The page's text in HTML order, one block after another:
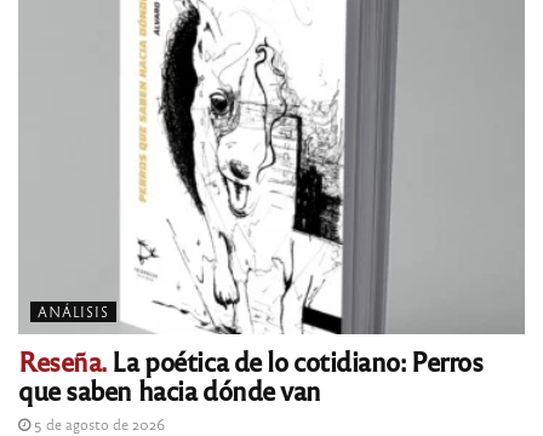
ANÁLISIS
Reseña.La poética de lo cotidiano: Perros
que saben hacia dónde van
5 de agosto de 2026